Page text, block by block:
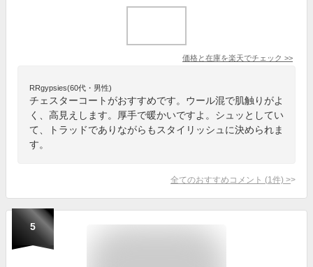
価格と在庫を楽天でチェック >>
RRgypsies(60代・男性)
チェスターコートがおすすめです。ウール混で肌触りがよ
く、高見えします。厚手で暖かいですよ。シュッとしてい
て、トラッドでありながらもスタイリッシュに決められま
す。
全てのおすすめコメント (1 件) >
5